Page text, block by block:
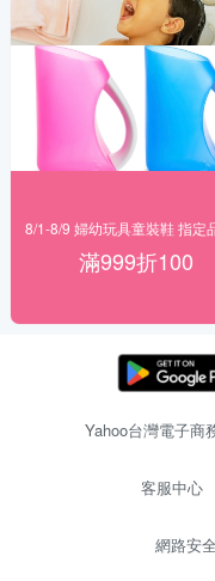
滿999折100
Yahoo台灣電子商
客服中心
網路安全